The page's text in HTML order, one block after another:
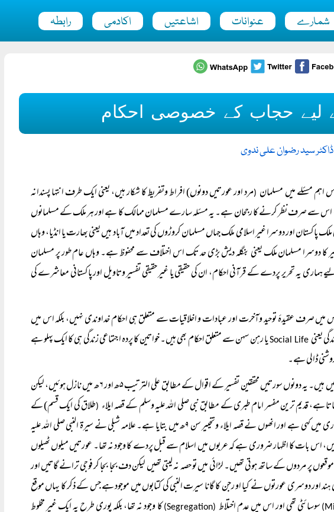
شمارے عنوانات اشاعتیں اکادمی رابطہ
لیے حجاب کے خصوصی احکام
ڈاکٹر سید رضوان علی ندوی
مسئلے میں مسلمان (مرد اور عورتیں دونوں) افراط وتفریط کا شکار ہیں، یعنی ایک طرف انتہا پسندانہ
اس سے صرف نظر کرنے کا رجحان ہے۔ یہ مسئلہ سارے مسلمان ممالک کا ہے اور ہر ملک کے مسلمانوں
اور دوسرا غیر اسلامی ملک جہاں مسلمان کروڑوں کی تعداد میں آباد ہیں یعنی بھارت یا انڈیا، وہاں
کا دوسرا مسلمان ملک یعنی بنگلہ دیش بڑی حد تک اس اختلاف سے محفوظ ہے۔ وہاں عام طور پر مسلمان
ہماری یہ تحریر پردے کے قرآنی احکام، ان کی حقیقی یا غیر حقیقی تفسیر وتاویل اور پاکستانی معاشرے کی
میں صرف عقیدۂ توحید وآخرت اور عبادات و اخلاقیات سے متعلق ہی احکام خداوندی نہیں، بلکہ اس میں
یعنی Social Life
یا رہن سہن سے متعلق احکام بھی ہیں۔ خواتین کا پردہ اجتماعی زندگی ہی کا ایک پہلو ہے
ڈالی ہے۔
پردے کے احکام قرآن کریم کی دو سورتوں، سورۂ احزاب اور سورۂ نور میں ہیں۔ یہ دونوں سورتیں محققین تفسیر کے اقوال کے مطابق علی الترتیب ۵ھ اور ۶ھ میں نازل ہوئیں، لیکن
(طلاق کی ایک قسم) کے
بعد نازل ہوئیں ، اور یہی بات حافظ ابن حجر نے صحیح بخاری کی شرح فتح الباری میں کہی ہے اور انھوں نے قصہ ایلاء وتخییر سن ۹ھ میں بتایا ہے۔ علامہ شبلی نے سیرۃ النبی صلی اللہ علیہ
اس بات کا اظہار ضروری ہے کہ عربوں میں اسلام سے قبل پردے کا وجود نہ تھا۔ عورتیں میلوں ٹھیلوں
پر مردوں کے ساتھ ہوتی تھیں۔ لڑائی میں تو حصہ نہ لیتی تھیں لیکن دف بجا بجا کر فوجی ترانے گاتیں اور
اور دوسری عورتوں نے کیا او رجن کا گانا سیرت النبی کی کتابوں میں موجود ہے جس کے ذکر کا یہاں موقع
سوسائٹی تھی اور اس میں عدم اختلاط (Segregation) کا وجود نہ تھا، بلکہ پوری طرح یہ ایک غیر مخلوط